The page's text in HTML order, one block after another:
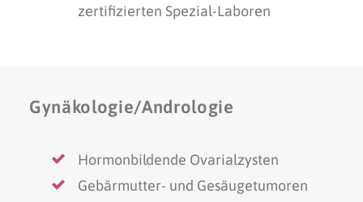
zertifizierten Spezial-Laboren
Gynäkologie/Andrologie
Hormonbildende Ovarialzysten
Gebärmutter- und Gesäugetumoren